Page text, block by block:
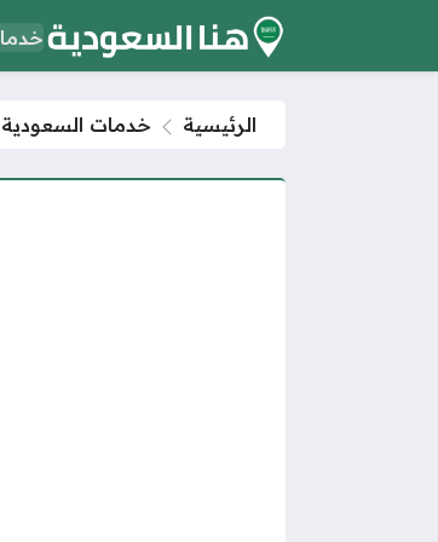
الرئيسية خدمات السعودية